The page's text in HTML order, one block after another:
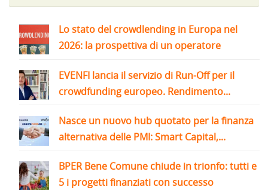
Lo stato del crowdlending in Europa nel
2026: la prospettiva di un operatore
EVENFI lancia il servizio di Run-Off per il
crowdfunding europeo. Rendimento...
Nasce un nuovo hub quotato per la finanza
alternativa delle PMI: Smart Capital,...
BPER Bene Comune chiude in trionfo: tutti e
5 i progetti finanziati con successo